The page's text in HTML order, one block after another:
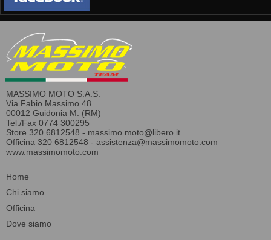
MASSIMO MOTO S.A.S.
Via Fabio Massimo 48
00012 Guidonia M. (RM)
Tel./Fax 0774 300295
Store 320 6812548 - massimo.moto@libero.it
Officina 320 6812548 - assistenza@massimomoto.com
www.massimomoto.com
Home
Chi siamo
Officina
Dove siamo